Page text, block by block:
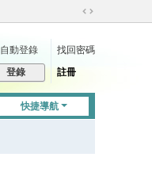
切
到
自動登錄
找回密碼
登錄 註冊
快捷導航